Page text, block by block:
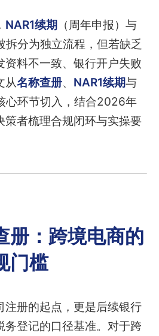
NAR1续期 （周年申报）与
拆分为独立流程，但若缺乏
资料不一致、银行开户失败
从名称查册、 NAR1续期与
心环节切入，结合2026年
策者梳理合规闭环与实操要
册：跨境电商的
门槛
注册的起点，更是后续银行
务登记的口径基准。对于跨